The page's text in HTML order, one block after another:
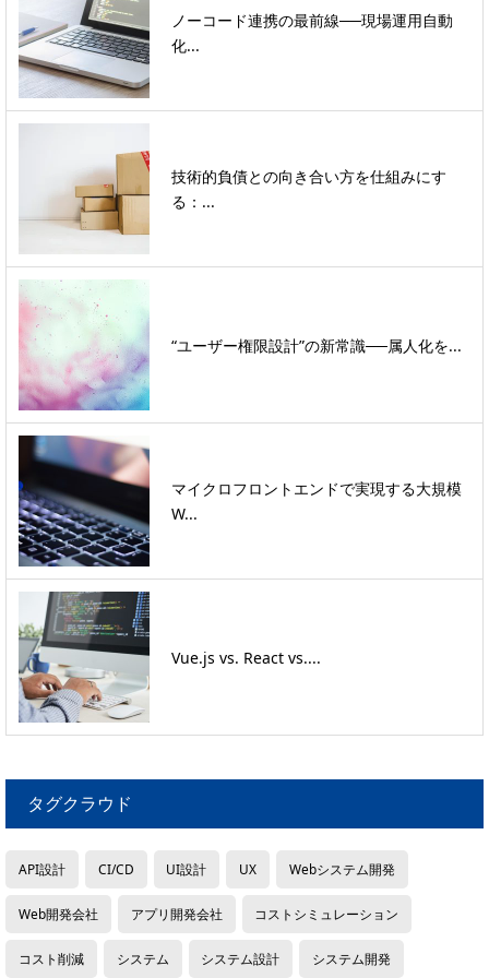
ノーコード連携の最前線──現場運用自動
化...
技術的負債との向き合い方を仕組みにす
る：...
“ユーザー権限設計”の新常識──属人化を...
マイクロフロントエンドで実現する大規模
W...
Vue.js vs. React vs....
タグクラウド
API設計 CI/CD UI設計 UX Webシステム開発
Web開発会社 アプリ開発会社 コストシミュレーション
コスト削減 システム システム設計 システム開発